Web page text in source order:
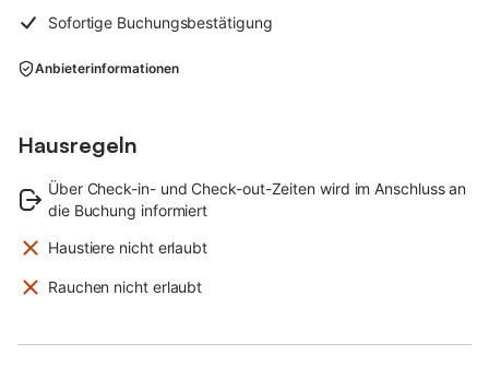
Sofortige Buchungsbestätigung
Anbieterinformationen
Hausregeln
Über Check-in- und Check-out-Zeiten wird im Anschluss an
die Buchung informiert
Haustiere nicht erlaubt
Rauchen nicht erlaubt